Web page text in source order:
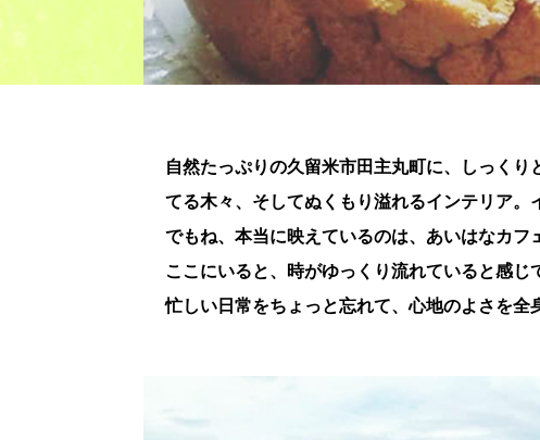
自然たっぷりの久留米市田主丸町に、しっく
てる木々、そしてぬくもり溢れるインテリア。
でもね、本当に映えているのは、あいはなカ
ここにいると、時がゆっくり流れていると感じ
忙しい日常をちょっと忘れて、心地のよさを全